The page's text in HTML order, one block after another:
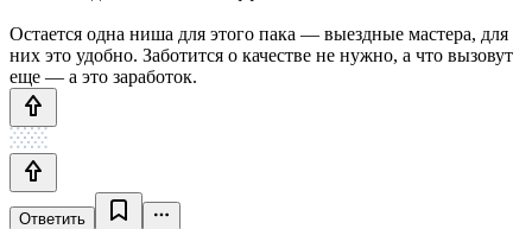
Остается одна ниша для этого пака — выездные мастера, для
них это удобно. Заботится о качестве не нужно, а что вызовут
еще — а это заработок.
Ответить